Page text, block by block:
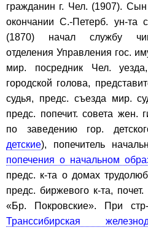
гражданин г. Чел. (1907).
окончании С.-Петерб. ун-та
(1870) начал службу
отделения Управления гос.
мир. посредник Чел.
городской голова,
судья, предс. съезда мир.
предс. попечит. совета жен.
по заведению гор.
детские), попечитель
попечения о начальном
предс. к-та о домах
предс. биржевого к-та,
«Бр. Покровские». При
Транссибирская